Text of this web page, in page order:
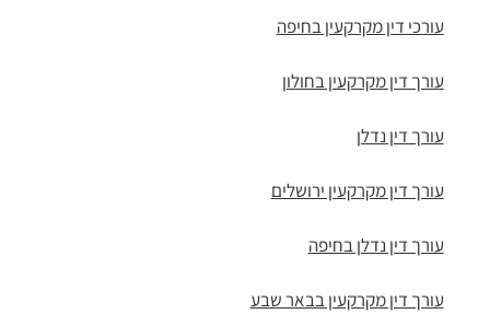
עורכי דין מקרקעין בחיפה
עורך דין מקרקעין בחולון
עורך דין נדלן
עורך דין מקרקעין ירושלים
עורך דין נדלן בחיפה
עורך דין מקרקעין בבאר שבע